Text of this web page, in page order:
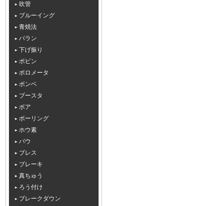
吹管
ブルーイング
青焼法
バラン
下げ振り
ボビン
ボロメータ
ボンベ
ブースタ
ボア
ボーリング
ホウ素
バウ
ブレス
ブレーキ
真ちゅう
ろう付け
ブレークダウン